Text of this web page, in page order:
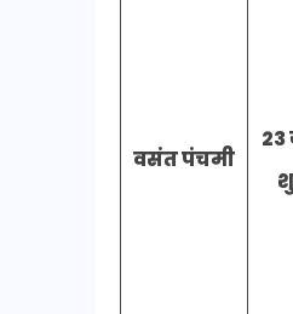
वसंत पंचमी
23